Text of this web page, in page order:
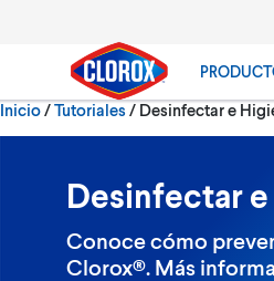
Inicio/Tutoriales Actualmente:
Desinfectar e
Desinfectar
Conoce cómo
Clorox®. Más